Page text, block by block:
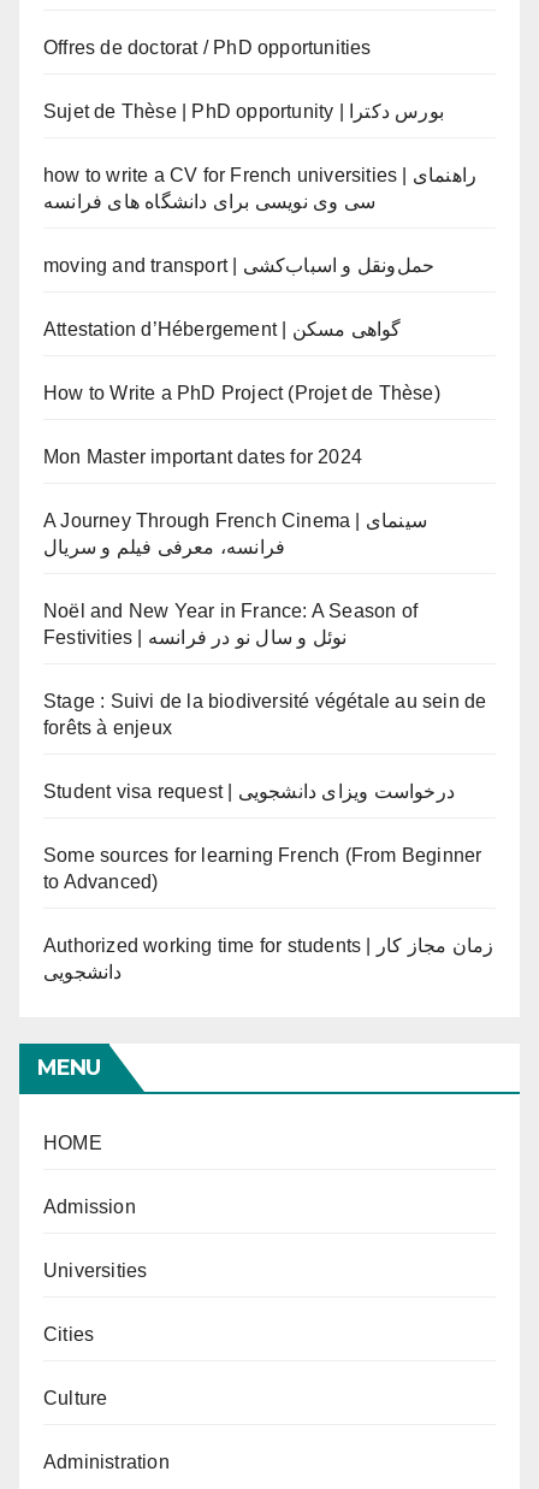
Offres de doctorat / PhD opportunities
Sujet de Thèse | PhD opportunity | بورس دکترا
how to write a CV for French universities | راهنمای
سی وی نویسی برای دانشگاه های فرانسه
moving and transport | حمل‌ونقل و اسباب‌کشی
Attestation d’Hébergement | گواهی مسکن
How to Write a PhD Project (Projet de Thèse)
Mon Master important dates for 2024
A Journey Through French Cinema | سینمای
فرانسه، معرفی فیلم و سریال
Noël and New Year in France: A Season of
Festivities | نوئل و سال نو در فرانسه
Stage : Suivi de la biodiversité végétale au sein de
forêts à enjeux
Student visa request | درخواست ویزای دانشجویی
Some sources for learning French (From Beginner
to Advanced)
Authorized working time for students | زمان مجاز کار
دانشجویی
MENU
HOME
Admission
Universities
Cities
Culture
Administration